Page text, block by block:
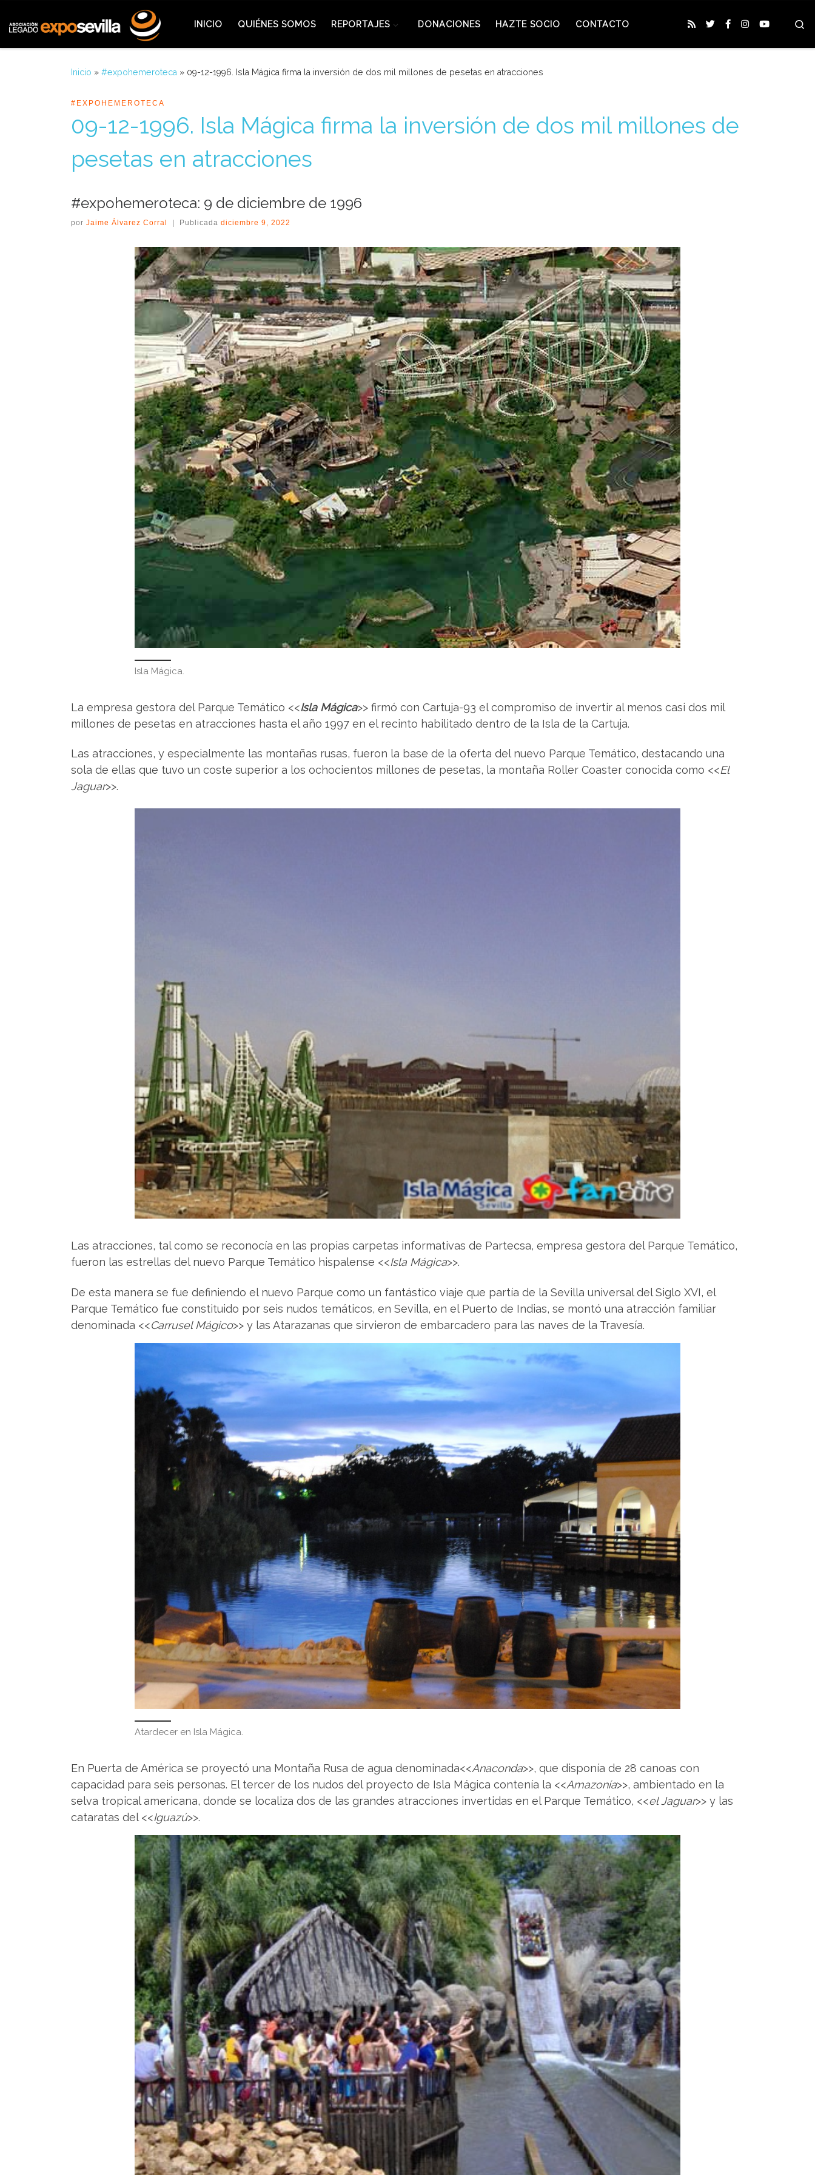
INICIO QUIÉNES SOMOS REPORTAJES DONACIONES HAZTE SOCIO CONTACTO
Inicio » #expohemeroteca » 09-12-1996. Isla Mágica firma la inversión de dos mil millones de pesetas en atracciones
#EXPOHEMEROTECA
09-12-1996. Isla Mágica firma la inversión de dos mil millones de
pesetas en atracciones
#expohemeroteca: 9 de diciembre de 1996
por Jaime Álvarez Corral | Publicada diciembre 9, 2022
Isla Mágica.
La empresa gestora del Parque Temático <<Isla Mágica>> firmó con Cartuja-93 el compromiso de invertir al menos casi dos mil
millones de pesetas en atracciones hasta el año 1997 en el recinto habilitado dentro de la Isla de la Cartuja.
Las atracciones, y especialmente las montañas rusas, fueron la base de la oferta del nuevo Parque Temático, destacando una
sola de ellas que tuvo un coste superior a los ochocientos millones de pesetas, la montaña Roller Coaster conocida como <<El
Jaguar>>.
Las atracciones, tal como se reconocía en las propias carpetas informativas de Partecsa, empresa gestora del Parque Temático,
fueron las estrellas del nuevo Parque Temático hispalense <<Isla Mágica>>.
De esta manera se fue definiendo el nuevo Parque como un fantástico viaje que partía de la Sevilla universal del Siglo XVI, el
Parque Temático fue constituido por seis nudos temáticos, en Sevilla, en el Puerto de Indias, se montó una atracción familiar
denominada <<Carrusel Mágico>> y las Atarazanas que sirvieron de embarcadero para las naves de la Travesía.
Atardecer en Isla Mágica.
En Puerta de América se proyectó una Montaña Rusa de agua denominada<<Anaconda>>, que disponía de 28 canoas con
capacidad para seis personas. El tercer de los nudos del proyecto de Isla Mágica contenía la <<Amazonía>>, ambientado en la
selva tropical americana, donde se localiza dos de las grandes atracciones invertidas en el Parque Temático, <<el Jaguar>> y las
cataratas del <<Iguazú>>.